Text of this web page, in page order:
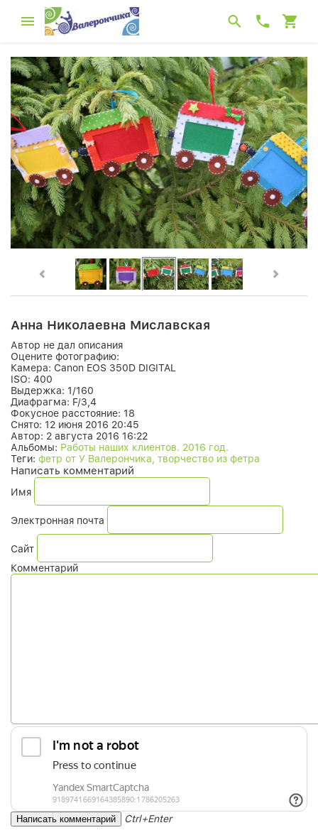
Анна Николаевна Миславская
Автор не дал описания
Оцените фотографию:
Камера: Canon EOS 350D DIGITAL
ISO: 400
Выдержка: 1/160
Диафрагма: F/3,4
Фокусное расстояние: 18
Снято: 12 июня 2016 20:45
Автор: 2 августа 2016 16:22
Альбомы: Работы наших клиентов. 2016 год.
Теги: фетр от У Валерончика, творчество из фетра
Написать комментарий
Имя
Электронная почта
Сайт
Комментарий
Ctrl+Enter